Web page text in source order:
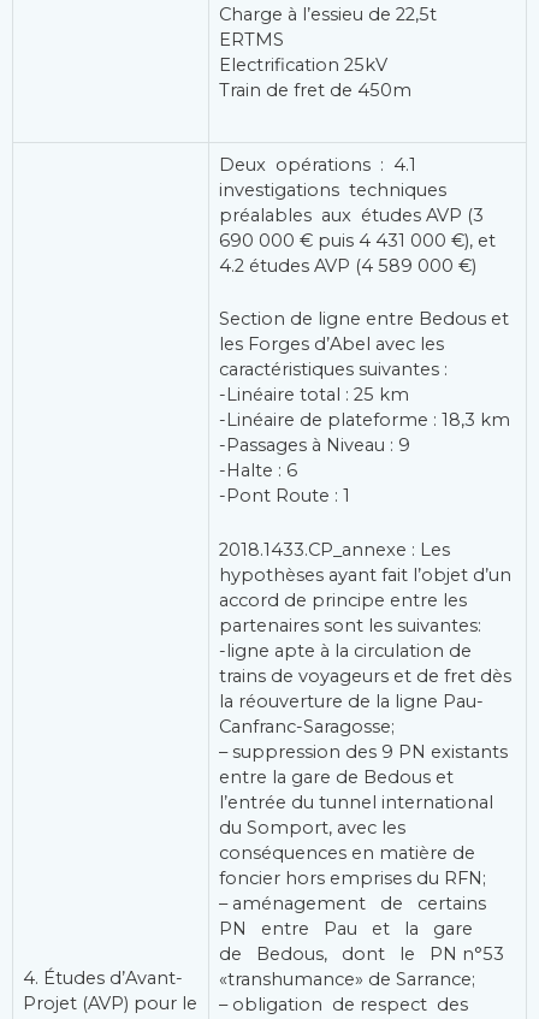
Charge à l’essieu de 22,5t
ERTMS
Electrification 25kV
Train de fret de 450m
4. Études d’Avant-
Projet (AVP) pour le
Deux opérations : 4.1
investigations techniques
préalables aux études AVP (3
690 000 € puis 4 431 000 €), et
4.2 études AVP (4 589 000 €)
Section de ligne entre Bedous et
les Forges d’Abel avec les
caractéristiques suivantes :
-Linéaire total : 25 km
-Linéaire de plateforme : 18,3 km
-Passages à Niveau : 9
-Halte : 6
-Pont Route : 1
2018.1433.CP_annexe : Les
hypothèses ayant fait l’objet d’un
accord de principe entre les
partenaires sont les suivantes:
-ligne apte à la circulation de
trains de voyageurs et de fret dès
la réouverture de la ligne Pau-
Canfranc-Saragosse;
– suppression des 9 PN existants
entre la gare de Bedous et
l’entrée du tunnel international
du Somport, avec les
conséquences en matière de
foncier hors emprises du RFN;
– aménagement de certains
PN entre Pau et la gare
de Bedous, dont le PN n°53
«transhumance» de Sarrance;
– obligation de respect des